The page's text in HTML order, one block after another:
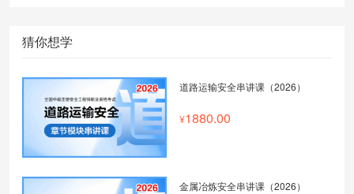
猜你想学
道路运输安全串讲课（2026）
1880.00
金属冶炼安全串讲课（2026）